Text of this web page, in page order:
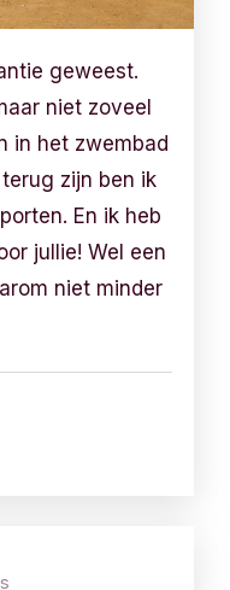
geweest.
niet zoveel
in het zwembad
zijn ben ik
En ik heb
jullie! Wel een
niet minder